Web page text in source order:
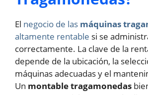
El negocio de las máquinas
altamente rentable si se
correctamente. La clave de la
depende de la ubicación, la
máquinas adecuadas y el
Un montable tragamonedas